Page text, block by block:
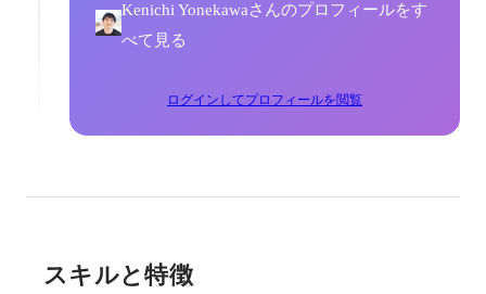
Kenichi Yonekawaさんのプロフィールをす
べて見る
ログインしてプロフィールを閲覧
スキルと特徴